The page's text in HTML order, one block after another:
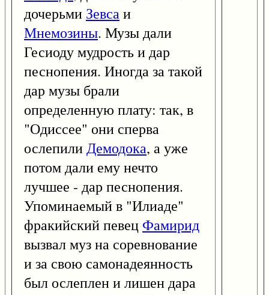
дочерьми Зевсаи
Мнемозины. Музы дали
Гесиоду мудрость и дар
песнопения. Иногда за такой
дар музы брали
определенную плату: так, в
"Одиссее" они сперва
ослепилиДемодока, а уже
потом дали ему нечто
лучшее - дар песнопения.
Упоминаемый в "Илиаде"
фракийский певец Фамирид
вызвал муз на соревнование
и за свою самонадеянность
был ослеплен и лишен дара